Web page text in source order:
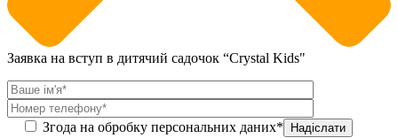
Заявка на вступ в дитячий садочок “Crystal Kids"
Згода на обробку персональних даних*